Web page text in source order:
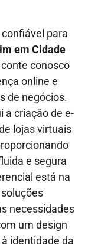
para
em Cidade
conte conosco
online e
de negócios.
a criação de e-
lojas virtuais
e segura
está na
necessidades
um design
identidade da